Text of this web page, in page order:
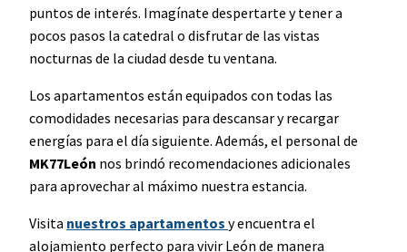
puntos de interés. Imagínate despertarte y tener a
pocos pasos la catedral o disfrutar de las vistas
nocturnas de la ciudad desde tu ventana.
Los apartamentos están equipados con todas las
comodidades necesarias para descansar y recargar
energías para el día siguiente. Además, el personal de
MK77León nos brindó recomendaciones adicionales
para aprovechar al máximo nuestra estancia.
Visita nuestros apartamentos y encuentra el
alojamiento perfecto para vivir León de manera